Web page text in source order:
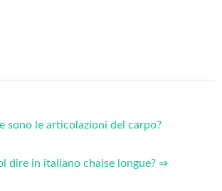
sono le articolazioni del carpo?
dire in italiano chaise longue? ⇒